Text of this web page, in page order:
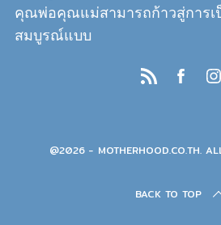
คุณพ่อคุณแม่สามารถก้าวสู่การเ
สมบูรณ์แบบ
@2026 - MOTHERHOOD.CO.TH.
BACK TO TOP